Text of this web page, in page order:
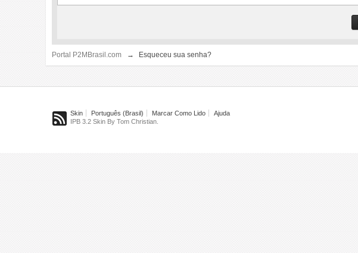
Portal P2MBrasil.com → Esqueceu sua senha?
Skin Português (Brasil) Marcar Como Lido
Ajuda
IPB 3.2 Skin By Tom Christian.